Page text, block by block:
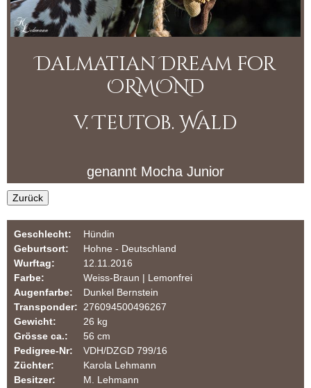
i
O
D
D
a
m
a
m
Dalmatian Dream for
ORMOND
v. Teutob. Wald
genannt Mocha Junior
Zurück
Geschlecht:
Hündin
Geburtsort:
Hohne - Deutschland
Wurftag:
12.11.2016
Farbe:
Weiss-Braun | Lemonfrei
Augenfarbe:
Dunkel Bernstein
Transponder: 276094500496267
Gewicht:
26 kg
Grösse ca.:
56 cm
Pedigree-Nr:
VDH/DZGD 799/16
Züchter:
Karola Lehmann
Besitzer:
M. Lehmann